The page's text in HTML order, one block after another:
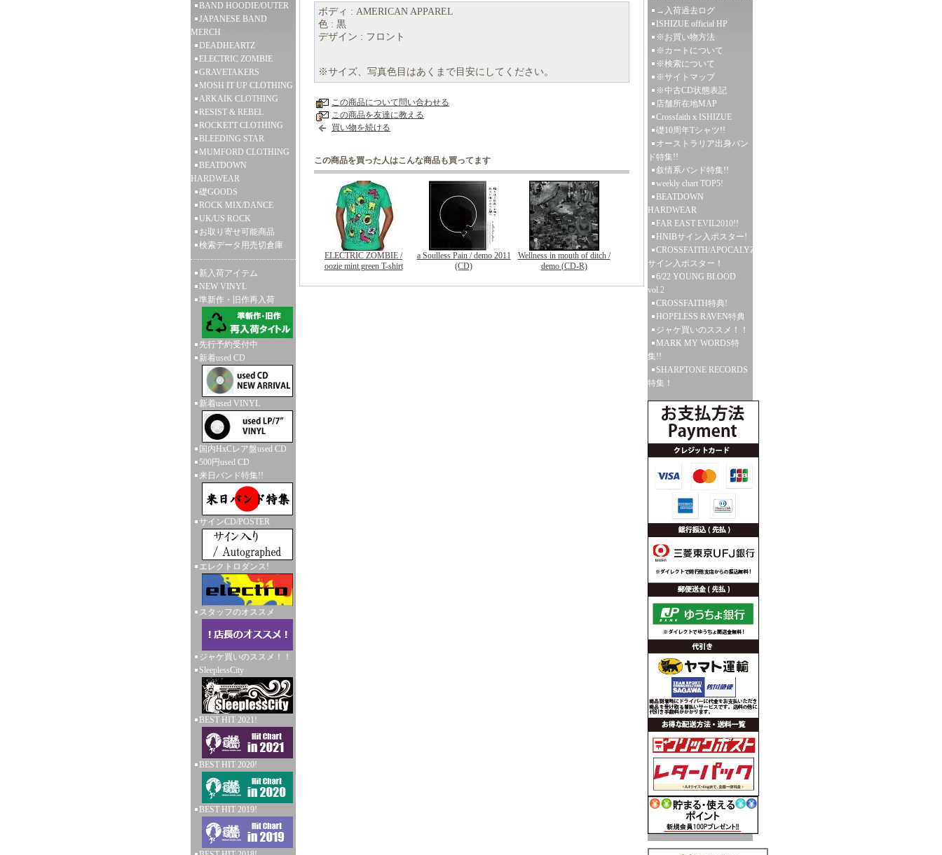
BAND HOODIE/OUTER
JAPANESE BAND
MERCH
DEADHEARTZ
ELECTRIC ZOMBIE
GRAVETAKERS
MOSH IT UP CLOTHING
ARKAIK CLOTHING
RESIST & REBEL
ROCKETT CLOTHING
BLEEDING STAR
MUMFORD CLOTHING
BEATDOWN
HARDWEAR
礎GOODS
ROCK MIX/DANCE
UK/US ROCK
お取り寄せ可能商品
検索データ用売切倉庫
新入荷アイテム
NEW VINYL
準新作・旧作再入荷
先行予約受付中
新着used CD
新着used VINYL
国内HxCレア盤used CD
500円used CD
来日バンド特集!!
サインCD/POSTER
エレクトロダンス!
スタッフのオススメ
ジャケ買いのススメ！！
SleeplessCity
BEST HIT 2021!
BEST HIT 2020!
BEST HIT 2019!
ボディ : AMERICAN APPAREL
色 : 黒
デザイン : フロント
※サイズ、写真色目はあくまで目安にしてください。
この商品について問い合わせる
この商品を友達に教える
買い物を続ける
この商品を買った人はこんな商品も買ってます
ELECTRIC ZOMBIE /
oozie mint green T-shirt
a Soulless Pain / demo 2011
(CD)
Wellness in mouth of ditch /
demo (CD-R)
→入荷過去ログ
ISHIZUE official HP
※お買い物方法
※カートについて
※検索について
※サイトマップ
※中古CD状態表記
店舗所在地MAP
Crossfaith x ISHIZUE
礎10周年Tシャツ!!
オーストラリア出身バン
ド特集!!
叙情系バンド特集!!
weekly chart TOP5!
BEATDOWN
HARDWEAR
FAR EAST EVIL2010!!
HNIBサイン入ポスター!
CROSSFAITH/APOCALYZE
サイン入ポスター！
6/22 YOUNG BLOOD
vol.2
CROSSFAITH特典!
HOPELESS RAVEN特典
ジャケ買いのススメ！！
MARK MY WORDS特
集!!
SHARPTONE RECORDS
特集！